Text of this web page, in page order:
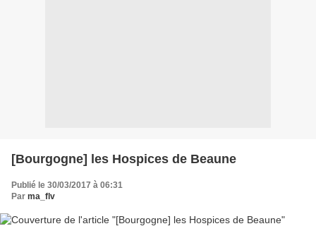
[Bourgogne] les Hospices de Beaune
Publié le 30/03/2017 à 06:31
Par ma_flv